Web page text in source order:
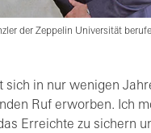
der Zeppelin Universität
sich in nur wenigen
Ruf erworben. Ich
Erreichte zu sichern